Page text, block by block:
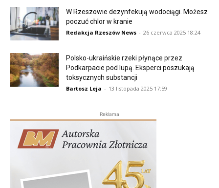
W Rzeszowie dezynfekują wodociągi. Możesz
poczuć chlor w kranie
Redakcja Rzeszów News - 26 czerwca 2025 18:24
Polsko-ukraińskie rzeki płynące przez
Podkarpacie pod lupą. Eksperci poszukają
toksycznych substancji
Bartosz Leja - 13 listopada 2025 17:59
Reklama